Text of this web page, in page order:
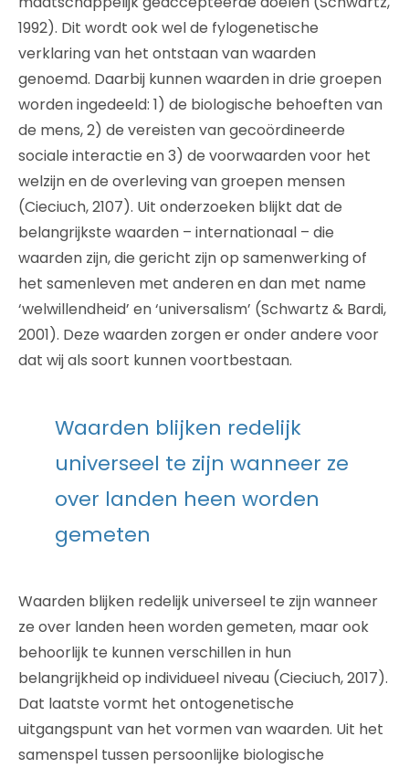
1992). Dit wordt ook wel de fylogenetische
verklaring van het ontstaan van waarden
genoemd. Daarbij kunnen waarden in drie groepen
worden ingedeeld: 1) de biologische behoeften van
de mens, 2) de vereisten van gecoördineerde
sociale interactie en 3) de voorwaarden voor het
welzijn en de overleving van groepen mensen
(Cieciuch, 2107). Uit onderzoeken blijkt dat de
belangrijkste waarden – internationaal – die
waarden zijn, die gericht zijn op samenwerking of
het samenleven met anderen en dan met name
‘welwillendheid’ en ‘universalism’ (Schwartz & Bardi,
2001). Deze waarden zorgen er onder andere voor
dat wij als soort kunnen voortbestaan.
Waarden blijken redelijk
universeel te zijn wanneer ze
over landen heen worden
gemeten
Waarden blijken redelijk universeel te zijn wanneer
ze over landen heen worden gemeten, maar ook
behoorlijk te kunnen verschillen in hun
belangrijkheid op individueel niveau (Cieciuch, 2017).
Dat laatste vormt het ontogenetische
uitgangspunt van het vormen van waarden. Uit het
samenspel tussen persoonlijke biologische